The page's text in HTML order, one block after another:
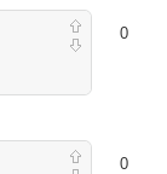
0
0